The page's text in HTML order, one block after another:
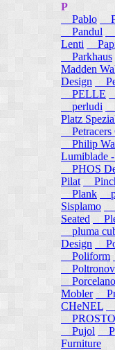
P
Pablo
Pandul
Lenti
Parkhaus
Madden
Design
PELLE
perludi
Platz
Petracers
Philip
Lumiblade
PHOS
Pilat
Plank
Sisplamo
Seated
pluma
Design
Poliform
Mobler
CHeNEL
Pujol
Furniture